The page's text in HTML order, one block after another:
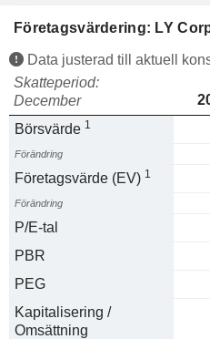
Företagsvärdering: LY
Data justerad till aktuell
Skatteperiod:
December
Börsvärde 1
Förändring
Företagsvärde (EV) 1
Förändring
P/E-tal
PBR
PEG
Kapitalisering /
Omsättning